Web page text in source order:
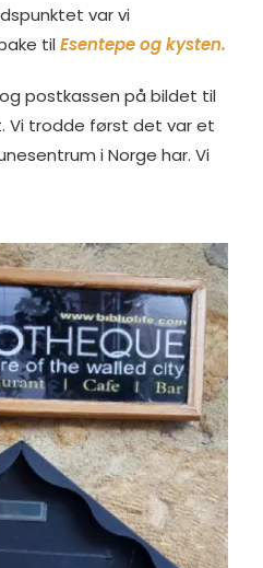
var vi
tilEsentepe og kysten.
postkassen på bildet til
Vi trodde først det var et
i Norge har. Vi